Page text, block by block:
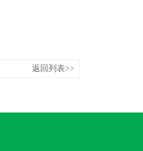
返回列表>>